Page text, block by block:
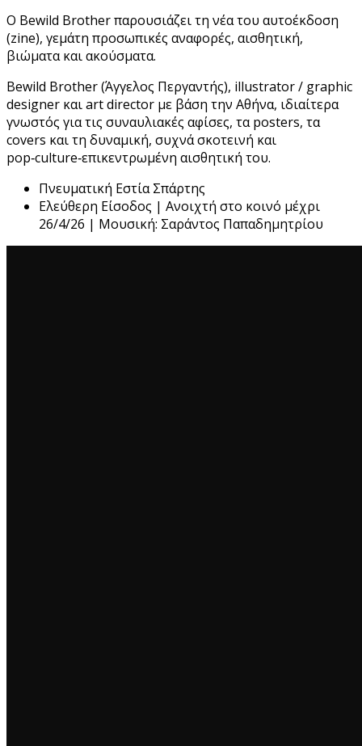
Ο Bewild Brother παρουσιάζει τη νέα του αυτοέκδοση
(zine), γεμάτη προσωπικές αναφορές, αισθητική,
βιώματα και ακούσματα.
Bewild Brother (Άγγελος Περγαντής), illustrator / graphic
designer και art director με βάση την Αθήνα, ιδιαίτερα
γνωστός για τις συναυλιακές αφίσες, τα posters, τα
covers και τη δυναμική, συχνά σκοτεινή και
pop‑culture‑επικεντρωμένη αισθητική του.
Πνευματική Εστία Σπάρτης
Ελεύθερη Είσοδος | Ανοιχτή στο κοινό μέχρι
26/4/26 | Μουσική: Σαράντος Παπαδημητρίου